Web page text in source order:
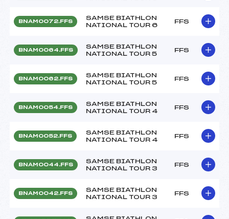
BNAM0072.FFS
SAMSE BIATHLON
NATIONAL TOUR 6
FFS
BNAM0064.FFS
SAMSE BIATHLON
NATIONAL TOUR 5
FFS
BNAM0062.FFS
SAMSE BIATHLON
NATIONAL TOUR 5
FFS
BNAM0054.FFS
SAMSE BIATHLON
NATIONAL TOUR 4
FFS
BNAM0052.FFS
SAMSE BIATHLON
NATIONAL TOUR 4
FFS
BNAM0044.FFS
SAMSE BIATHLON
NATIONAL TOUR 3
FFS
BNAM0042.FFS
SAMSE BIATHLON
NATIONAL TOUR 3
FFS